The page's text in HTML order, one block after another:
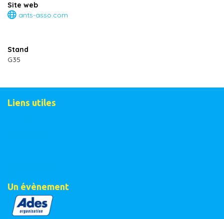
Site web
ants-asso.com
Stand
G35
Liens utiles
Un évènement